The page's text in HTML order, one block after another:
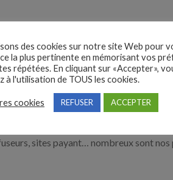
commerciale par exemple un
cliquant sur le bouton ci-dessous.
Nos solutions entreprises
sites payant… nombreux sont nos
des cookies sur notre site Web pour
la plus pertinente en mémorisant vos
répétées. En cliquant sur «Accepter»,
à l'utilisation de TOUS les cookies.
cookies REFUSER ACCEPTER